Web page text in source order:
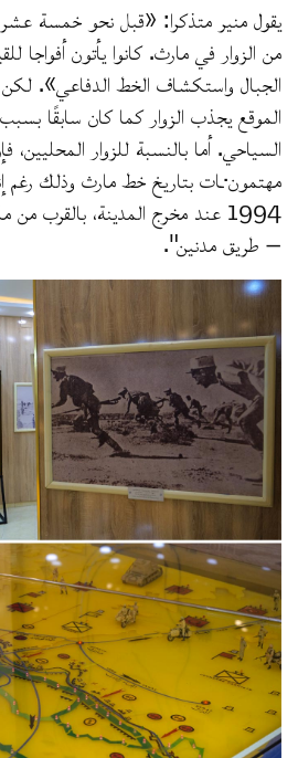
يقول منير متذكرا: «قبل نحو خمسة عشر
من الزوار في مارث. كانوا يأتون أفواجا
الجبال واستكشاف الخط الدفاعي».
الموقع يجذب الزوار كما كان سابقًا
السياحي. أما بالنسبة للزوار المحليين،
مهتمون·ـات بتاريخ خط مارث وذلك
– طريق مدنين".